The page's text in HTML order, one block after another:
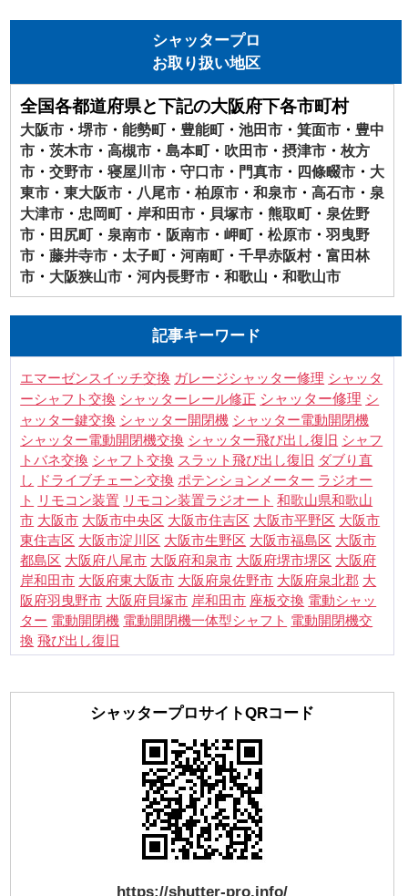
シャッタープロ
お取り扱い地区
全国各都道府県と下記の大阪府下各市町村
大阪市 ・堺市 ・能勢町 ・ 豊能町 ・池田市 ・箕面市 ・ 豊中
市 ・茨木市 ・高槻市 ・島本町 ・ 吹田市 ・摂津市 ・枚方
市 ・交野市 ・寝屋川市 ・守口市 ・ 門真市 ・ 四條畷市 ・ 大
東市 ・東大阪市 ・ 八尾市 ・柏原市 ・和泉市 ・高石市 ・ 泉
大津市 ・ 忠岡町 ・ 岸和田市 ・ 貝塚市 ・熊取町 ・ 泉佐野
市 ・ 田尻町 ・ 泉南市 ・ 阪南市 ・岬町 ・松原市 ・羽曳野
市 ・藤井寺市 ・ 太子町 ・河南町 ・千早赤阪村・富田林
市 ・ 大阪狭山市 ・河内長野市 ・和歌山 ・和歌山市
記事キーワード
エマーゼンスイッチ交換 ガレージシャッター修理 シャッタ
ーシャフト交換 シャッターレール修正 シャッター修理 シ
ャッター鍵交換 シャッター開閉機 シャッター電動開閉機
シャッター電動開閉機交換 シャッター飛び出し復旧 シャフ
トバネ交換 シャフト交換 スラット飛び出し復旧 ダブり直
し
ドライブチェーン交換 ポテンションメーター ラジオー
ト
リモコン装置 リモコン装置ラジオート 和歌山県和歌山
市 大阪市 大阪市中央区 大阪市住吉区 大阪市平野区 大阪市
東住吉区 大阪市淀川区 大阪市生野区 大阪市福島区 大阪市
都島区 大阪府八尾市 大阪府和泉市 大阪府堺市堺区 大阪府
岸和田市 大阪府東大阪市 大阪府泉佐野市 大阪府泉北郡 大
阪府羽曳野市 大阪府貝塚市 岸和田市 座板交換 電動シャッ
ター 電動開閉機 電動開閉機一体型シャフト 電動開閉機交
換 飛び出し復旧
シャッタープロサイトQRコード
https://shutter-pro.info/